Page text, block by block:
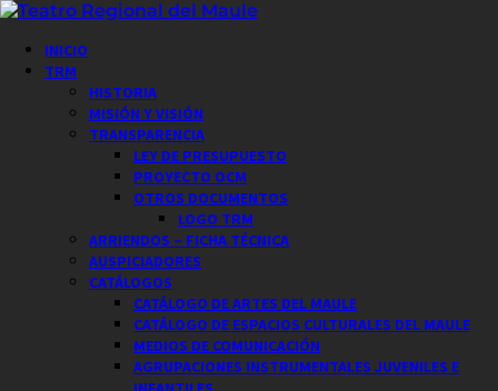
Saltar
contenido
Menú
principal
INICIO
TRM
HISTORIA
MISIÓN Y VISIÓN
TRANSPARENCIA
LEY DE PRESUPUESTO
PROYECTO OCM
OTROS DOCUMENTOS
LOGO TRM
ARRIENDOS – FICHA TÉCNICA
AUSPICIADORES
CATÁLOGOS
CATÁLOGO DE ARTES DEL MAULE
CATÁLOGO DE ESPACIOS CULTURALES DEL MAULE
MEDIOS DE COMUNICACIÓN
AGRUPACIONES INSTRUMENTALES JUVENILES E